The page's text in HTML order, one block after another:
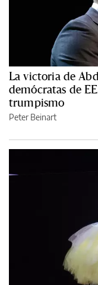
La victoria de
demócratas de
trumpismo
Peter Beinart